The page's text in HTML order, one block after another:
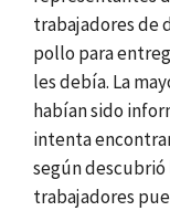
trabajadores de
pollo para
les debía. La
habían sido
intenta
según descubrió
trabajadores